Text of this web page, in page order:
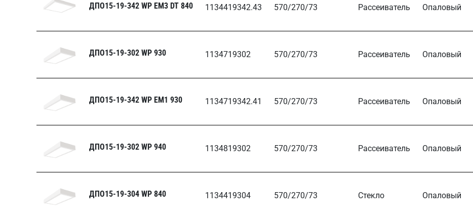
ДПО15-19-342 WP ЕМ3 DT 840 1134419342.43 570/270/73 Рассеиватель Опаловый
ДПО15-19-302 WP 930 1134719302 570/270/73 Рассеиватель Опаловый
ДПО15-19-342 WP ЕМ1 930 1134719342.41 570/270/73 Рассеиватель Опаловый
ДПО15-19-302 WP 940 1134819302 570/270/73 Рассеиватель Опаловый
ДПО15-19-304 WP 840 1134419304 570/270/73 Стекло Опаловый